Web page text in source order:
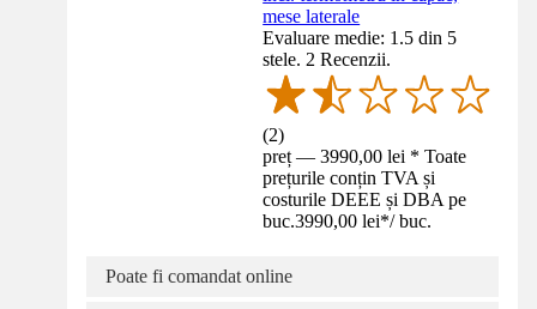
mese laterale
Evaluare medie: 1.5 din 5
stele. 2 Recenzii.
(2)
preț — 3990,00 lei * Toate
prețurile conțin TVA și
costurile DEEE și DBA pe
buc.3990,00 lei*/ buc.
Poate fi comandat online